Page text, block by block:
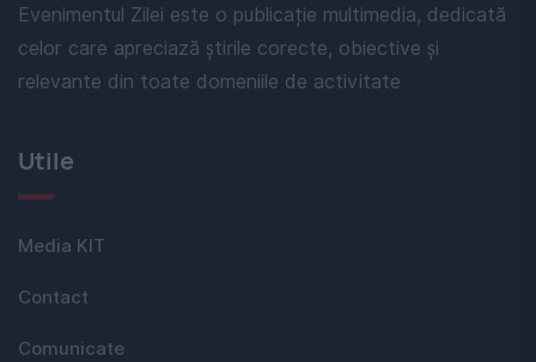
Evenimentul Zilei este o publicație multimedia, dedicată
celor care apreciază știrile corecte, obiective și
relevante din toate domeniile de activitate
Utile
Media KIT
Contact
Comunicate